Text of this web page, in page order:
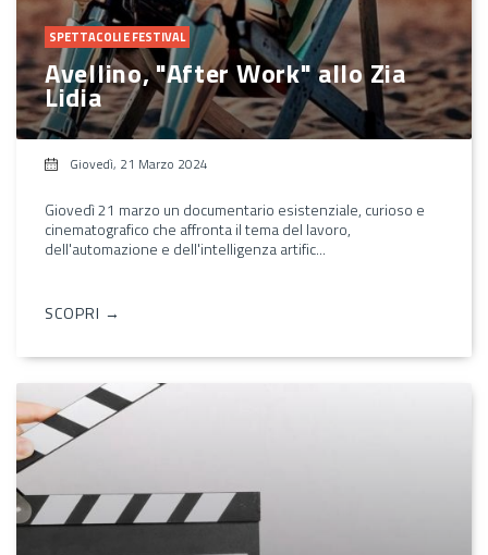
SPETTACOLI E FESTIVAL
Avellino, "After Work" allo Zia
Lidia
Giovedì, 21 Marzo 2024
Giovedì 21 marzo un documentario esistenziale, curioso e
cinematografico che affronta il tema del lavoro,
dell'automazione e dell'intelligenza artific...
SCOPRI →